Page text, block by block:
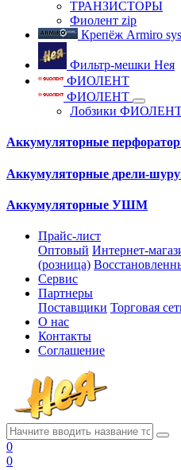
ТРАНЗИСТОРЫ
Фиолент zip
Крепёж Armiro
Фильтр-мешки Нея
ФИОЛЕНТ
ФИОЛЕНТ
Лобзики
Аккумуляторные
Аккумуляторные дрели-
Аккумуляторные УШМ
Прайс-лист
Оптовый Интернет-
(розница)
Сервис
Партнеры
Поставщики Торговая
О нас
Контакты
Соглашение
0
0